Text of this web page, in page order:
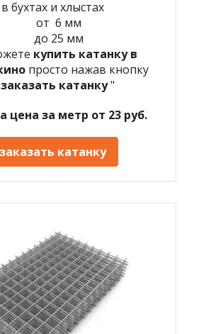
в бухтах и хлыстах
от 6 мм
до 25 мм
купить катанку в
просто нажав кнопку
заказать катанку"
цена за метр от 23 руб.
заказать катанку